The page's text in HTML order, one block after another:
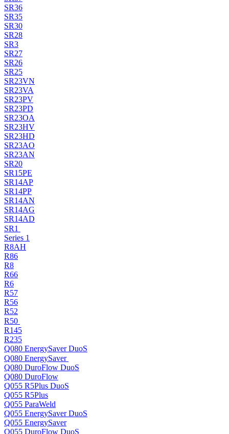
SR36
SR35
SR30
SR28
SR3
SR27
SR26
SR25
SR23VN
SR23VA
SR23PV
SR23PD
SR23OA
SR23HV
SR23HD
SR23AO
SR23AN
SR20
SR15PE
SR14AP
SR14PP
SR14AN
SR14AG
SR14AD
SR1
Series 1
R8AH
R86
R8
R66
R6
R57
R56
R52
R50
R145
R235
Q080 EnergySaver DuoS
Q080 EnergySaver
Q080 DuroFlow DuoS
Q080 DuroFlow
Q055 R5Plus DuoS
Q055 R5Plus
Q055 ParaWeld
Q055 EnergySaver DuoS
Q055 EnergySaver
Q055 DuroFlow DuoS